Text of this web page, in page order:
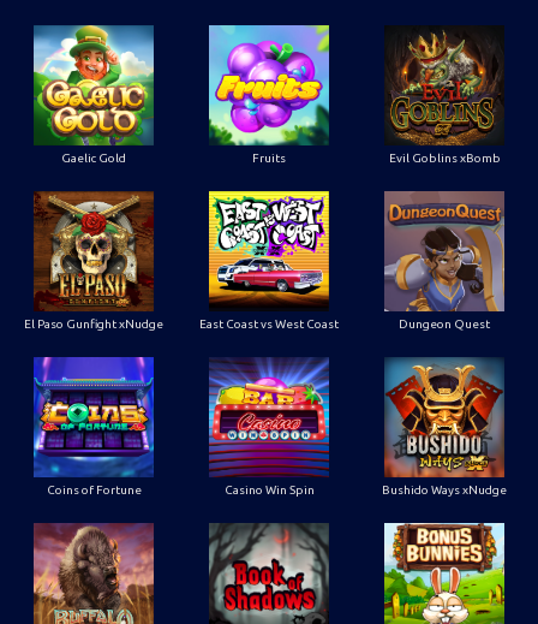
Gaelic Gold Fruits Evil Goblins xBomb
El Paso Gunfight xNudge East Coast vs West Coast Dungeon Quest
Coins of Fortune Casino Win Spin Bushido Ways xNudge